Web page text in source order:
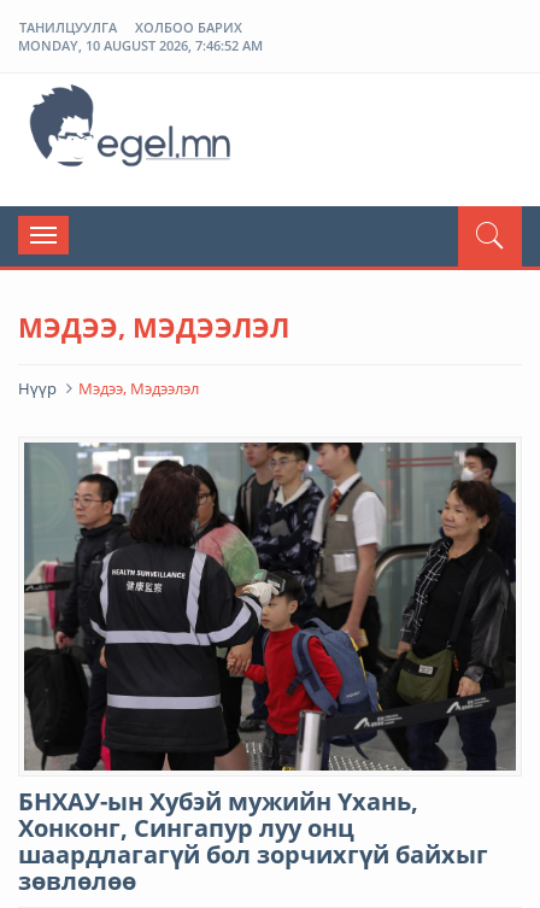
ТАНИЛЦУУЛГА
ХОЛБОО БАРИХ
MONDAY, 10 AUGUST 2026, 7:46:52 AM
Toggle
navigation
МЭДЭЭ, МЭДЭЭЛЭЛ
Нүүр Мэдээ, Мэдээлэл
БНХАУ-ын Хубэй мужийн Үхань,
Хонконг, Сингапур луу онц
шаардлагагүй бол зорчихгүй байхыг
зөвлөлөө